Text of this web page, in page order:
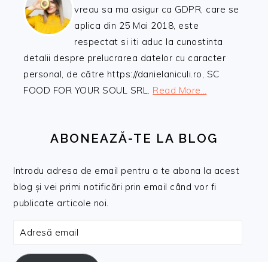
vreau sa ma asigur ca GDPR, care se
aplica din 25 Mai 2018, este
respectat si iti aduc la cunostinta
detalii despre prelucrarea datelor cu caracter
personal, de către https://danielaniculi.ro, SC
FOOD FOR YOUR SOUL SRL. Read More…
ABONEAZĂ-TE LA BLOG
Introdu adresa de email pentru a te abona la acest
blog și vei primi notificări prin email când vor fi
publicate articole noi.
Adresă